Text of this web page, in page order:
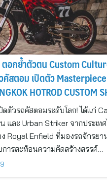
อกย้ำตัวตน Custom
คัสตอม เปิดตัว
HOTROD CUSTOM
ดตัวรถคัสตอมระดับโลก! ได้แก่
และ Urban Striker จากประเทศ
Royal Enfield ที่มองรถจักรยา
ารสะท้อนความคิดสร้างสรรค์…